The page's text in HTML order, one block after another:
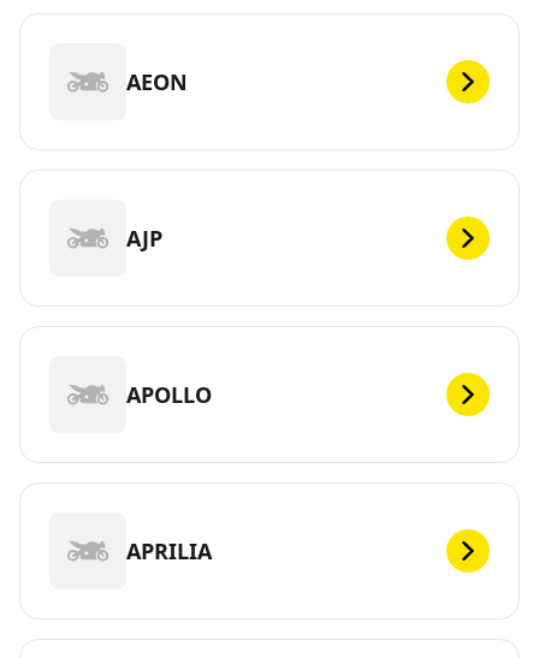
AEON
AJP
APOLLO
APRILIA